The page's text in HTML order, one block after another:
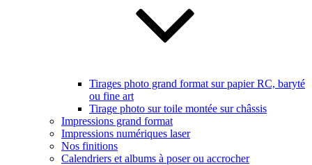
Tirages photo grand format sur papier RC, baryté
ou fine art
Tirage photo sur toile montée sur châssis
Impressions grand format
Impressions numériques laser
Nos finitions
Calendriers et albums à poser ou accrocher